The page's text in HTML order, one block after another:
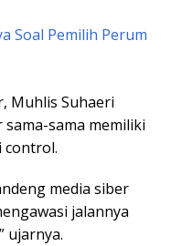
Soal Pemilih Perum
Muhlis Suhaeri
sama-sama memiliki
control.
media siber
jalannya
ujarnya.